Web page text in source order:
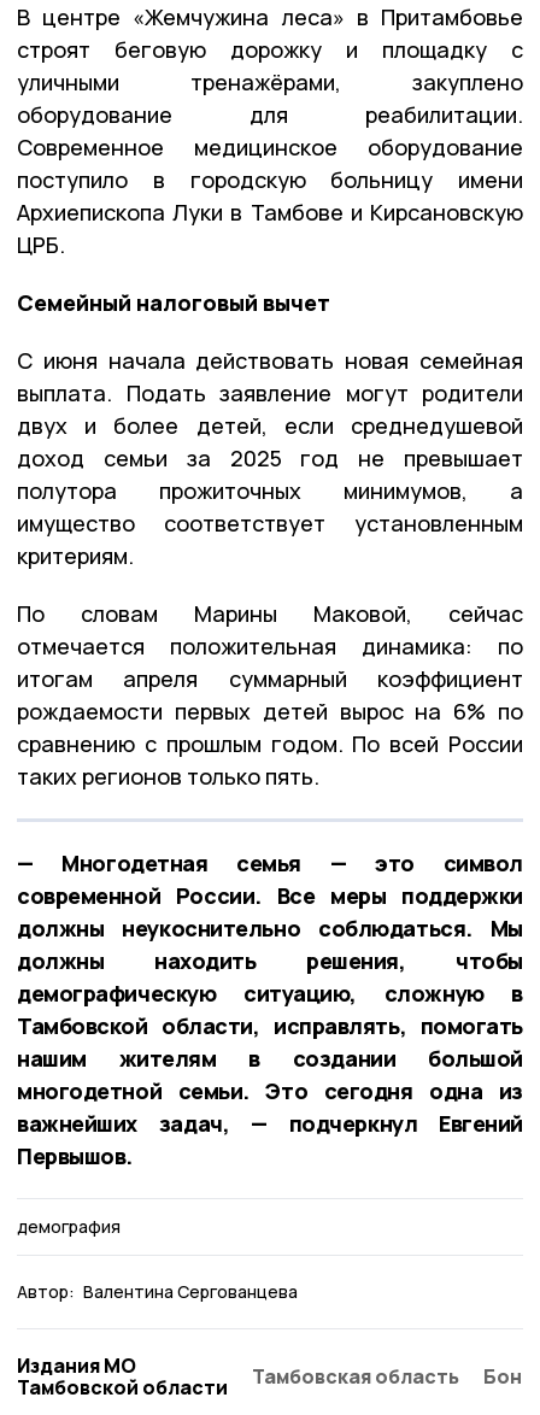
В центре «Жемчужина леса» в Притамбовье
строят беговую дорожку и площадку с
уличными тренажёрами, закуплено
оборудование для реабилитации.
Современное медицинское оборудование
поступило в городскую больницу имени
Архиепископа Луки в Тамбове и Кирсановскую
ЦРБ.
Семейный налоговый вычет
С июня начала действовать новая семейная
выплата. Подать заявление могут родители
двух и более детей, если среднедушевой
доход семьи за 2025 год не превышает
полутора прожиточных минимумов, а
имущество соответствует установленным
критериям.
По словам Марины Маковой, сейчас
отмечается положительная динамика: по
итогам апреля суммарный коэффициент
рождаемости первых детей вырос на 6% по
сравнению с прошлым годом. По всей России
таких регионов только пять.
— Многодетная семья — это символ
современной России. Все меры поддержки
должны неукоснительно соблюдаться. Мы
должны находить решения, чтобы
демографическую ситуацию, сложную в
Тамбовской области, исправлять, помогать
нашим жителям в создании большой
многодетной семьи. Это сегодня одна из
важнейших задач, — подчеркнул Евгений
Первышов.
демография
Автор: Валентина Сергованцева
Издания МО
Тамбовской области
Тамбовская область